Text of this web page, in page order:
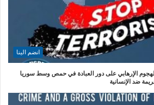
انضم الينا
الإرهابي على دور العبادة في حمص وسط سوريا
ضد الإنسانية